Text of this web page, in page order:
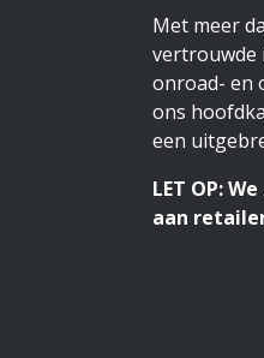
Met meer
vertrouwde
onroad- en
ons
een
LET OP:
aan